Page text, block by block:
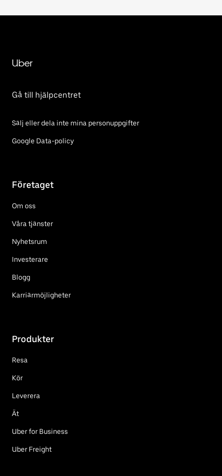
Uber
Gå till hjälpcentret
Sälj eller dela inte mina personuppgifter
Google Data-policy
Företaget
Om oss
Våra tjänster
Nyhetsrum
Investerare
Blogg
Karriärmöjligheter
Produkter
Resa
Kör
Leverera
Ät
Uber for Business
Uber Freight